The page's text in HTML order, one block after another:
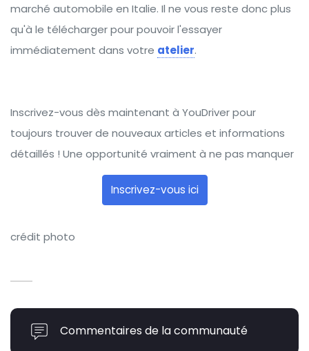
marché automobile en Italie. Il ne vous reste donc plus
qu'à le télécharger pour pouvoir l'essayer
immédiatement dans votre atelier.
Inscrivez-vous dès maintenant à YouDriver pour
toujours trouver de nouveaux articles et informations
détaillés ! Une opportunité vraiment à ne pas manquer
Inscrivez-vous ici
crédit photo
Commentaires de la communauté